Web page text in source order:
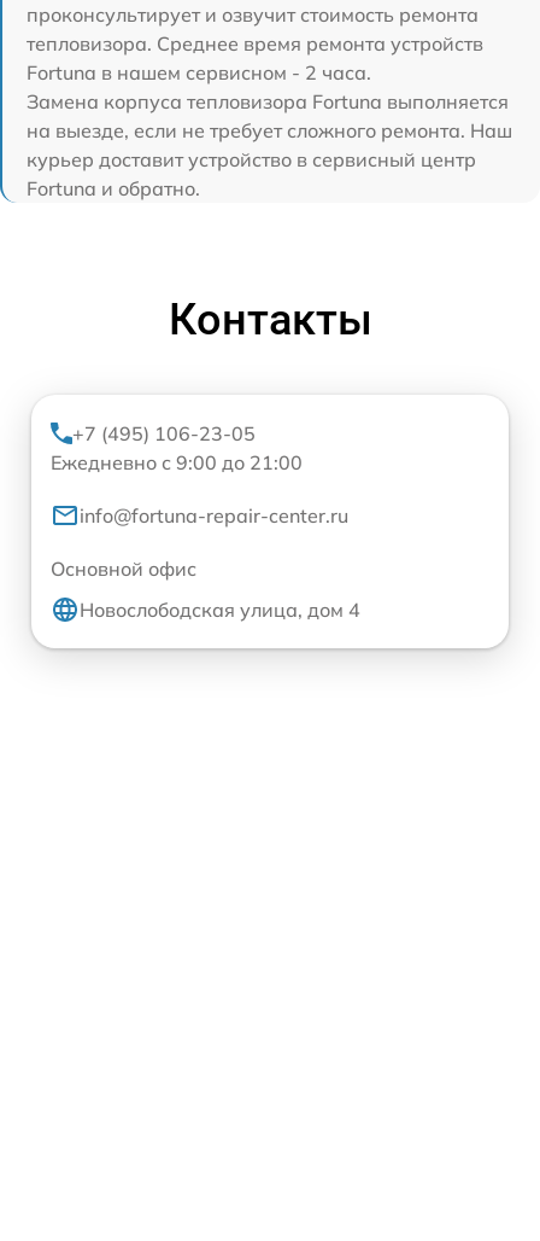
проконсультирует и озвучит стоимость ремонта
тепловизора. Среднее время ремонта устройств
Fortuna в нашем сервисном - 2 часа.
Замена корпуса тепловизора Fortuna выполняется
на выезде, если не требует сложного ремонта. Наш
курьер доставит устройство в сервисный центр
Fortuna и обратно.
Контакты
+7 (495) 106-23-05
Ежедневно с 9:00 до 21:00
info@fortuna-repair-center.ru
Основной офис
Новослободская улица, дом 4